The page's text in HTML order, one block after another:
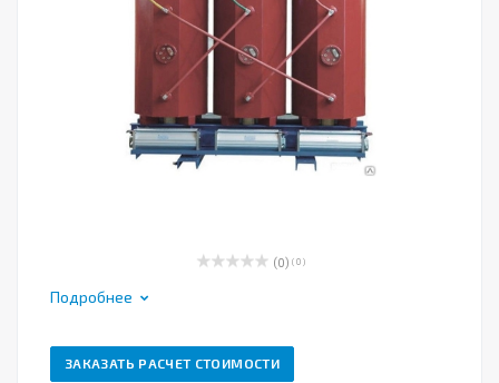
(0) ( 0 )
Подробнее
ЗАКАЗАТЬ РАСЧЕТ СТОИМОСТИ